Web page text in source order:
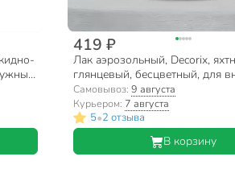
419 ₽
Лак аэрозольный, Decorix,
глянцевый, бесцветный, для
и наружных работ, 0.52 л
Самовывоз: 9 августа
Курьером: 7 августа
5•2 отзыва
В корзину